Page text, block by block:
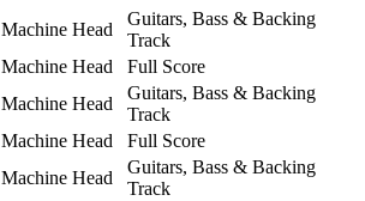
Machine Head
Guitars, Bass & Backing
Track
Machine Head
Full Score
Machine Head
Guitars, Bass & Backing
Track
Machine Head
Full Score
Machine Head
Guitars, Bass & Backing
Track